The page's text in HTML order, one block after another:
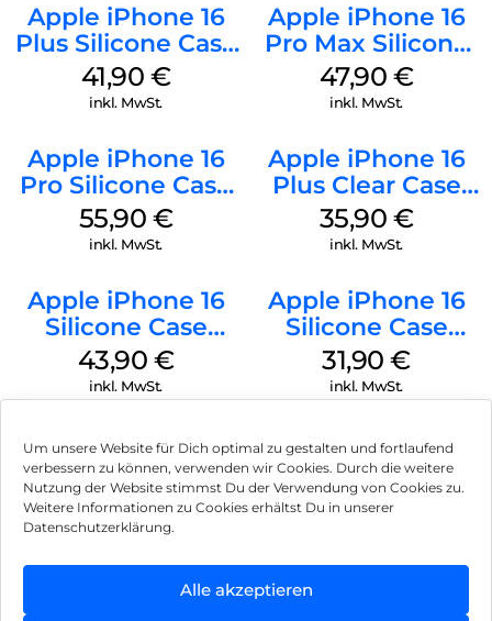
Um unsere Website für Dich optimal zu gestalten und fortlaufend
verbessern zu können, verwenden wir Cookies. Durch die weitere
Nutzung der Website stimmst Du der Verwendung von Cookies zu.
Weitere Informationen zu Cookies erhältst Du in unserer
Datenschutzerklärung.
Alle akzeptieren
Apple iPhone 16
Plus Silicone Case
MagSafe Stone
Gray
41,90 €
inkl. MwSt.
Apple iPhone 16
Pro Max Silicone
Case MagSafe
Black
47,90 €
inkl. MwSt.
Apple iPhone 16
Pro Silicone Case
MagSafe Stone
Gray
55,90 €
inkl. MwSt.
Apple iPhone 16
Plus Clear Case
MagSafe
Transparent
35,90 €
inkl. MwSt.
Apple iPhone 16
Silicone Case
MagSafe Plum
43,90 €
inkl. MwSt.
Apple iPhone 16
Silicone Case
MagSafe Fuchsia
31,90€
inkl. MwSt.
Impressum